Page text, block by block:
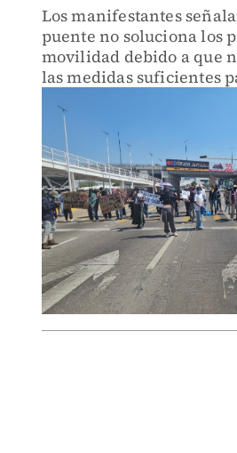
Los manifestantes
puente no soluciona los
movilidad debido a que
las medidas suficientes